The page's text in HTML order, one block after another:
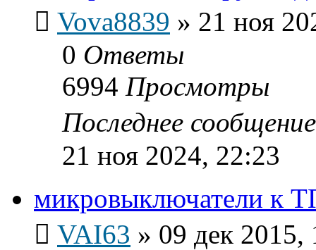
Vova8839 » 21 ноя
0 Ответы
6994 Просмотры
Последнее
21 ноя 2024, 22:23
микровыключатели к
VAI63 » 09 дек 2015,